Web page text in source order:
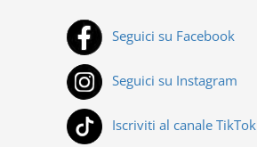
Seguici su Facebook
Seguici su Instagram
Iscriviti al canale TikTok